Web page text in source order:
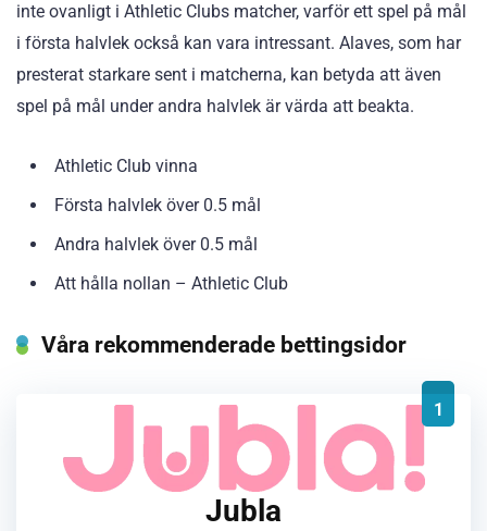
inte ovanligt i Athletic Clubs matcher, varför ett spel på mål
i första halvlek också kan vara intressant. Alaves, som har
presterat starkare sent i matcherna, kan betyda att även
spel på mål under andra halvlek är värda att beakta.
Athletic Club vinna
Första halvlek över 0.5 mål
Andra halvlek över 0.5 mål
Att hålla nollan – Athletic Club
Våra rekommenderade bettingsidor
1
Jubla